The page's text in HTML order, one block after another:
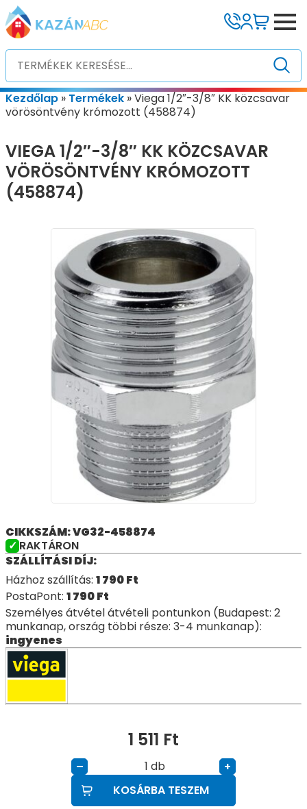
Kezdőlap » Termékek »Viega 1/2″-3/8″ KK közcsavar
vörösöntvény krómozott (458874)
VIEGA 1/2″-3/8″ KK KÖZCSAVAR
VÖRÖSÖNTVÉNY KRÓMOZOTT
(458874)
CIKKSZÁM: VG32-458874
RAKTÁRON
SZÁLLÍTÁSI DÍJ:
Házhoz szállítás: 1 790Ft
PostaPont: 1 790Ft
Személyes átvétel átvételi pontunkon (Budapest: 2
munkanap, ország többi része: 3-4 munkanap):
ingyenes
1 511 Ft
– db
+
KOSÁRBA TESZEM